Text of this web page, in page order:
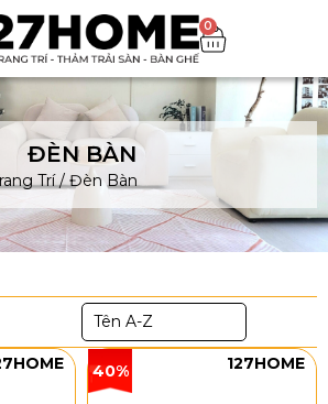
0
ĐÈN BÀN
Trí/Đèn Bàn
Tên A-Z
40% 127HOME